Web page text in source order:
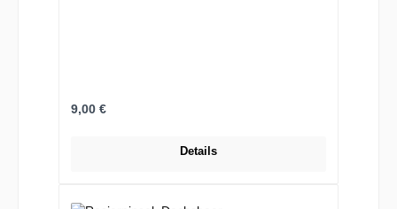
Regulärer Preis:
9,00 €
Details